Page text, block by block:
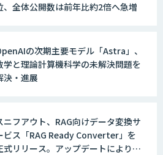
、全体公開数は前年比約2倍へ急増
の次期主要モデル「Astra」、
学と理論計算機科学の未解決問題を
決・進展
ニフアウト、RAG向けデータ変換サ
ビス「RAG Ready Converter」を
式リリース。アップデートにより変